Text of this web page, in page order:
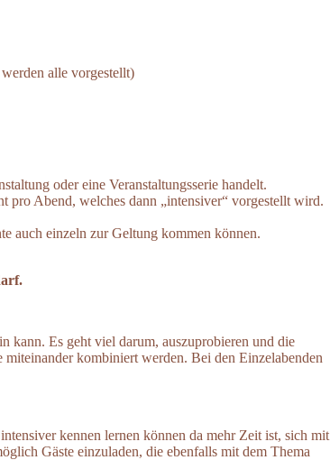
alle vorgestellt)
oder eine Veranstaltungsserie handelt.
pro Abend, welches dann „intensiver“ vorgestellt wird.
auch einzeln zur Geltung kommen können.
kann. Es geht viel darum, auszuprobieren und die
kombiniert werden. Bei den Einzelabenden
kennen lernen können da mehr Zeit ist, sich mit
Gäste einzuladen, die ebenfalls mit dem Thema